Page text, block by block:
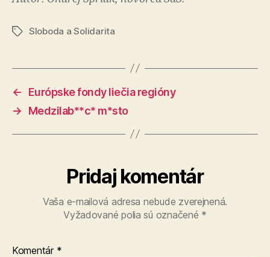
ZnačkySloboda a Solidarita
←
Európske fondy liečia regióny
→
Medzilab**c* m*sto
Pridaj komentár
Vaša e-mailová adresa nebude zverejnená.
Vyžadované polia sú označené *
Komentár *